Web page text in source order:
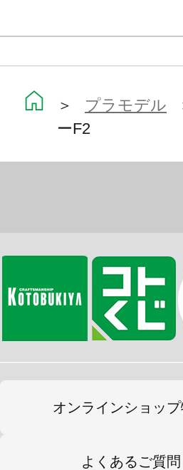
※画像は試作品です
ます。また撮影用に
※本製品はお客様ご
＞ プラモデル
ーF2
オンラインショッ
よくあるご質問